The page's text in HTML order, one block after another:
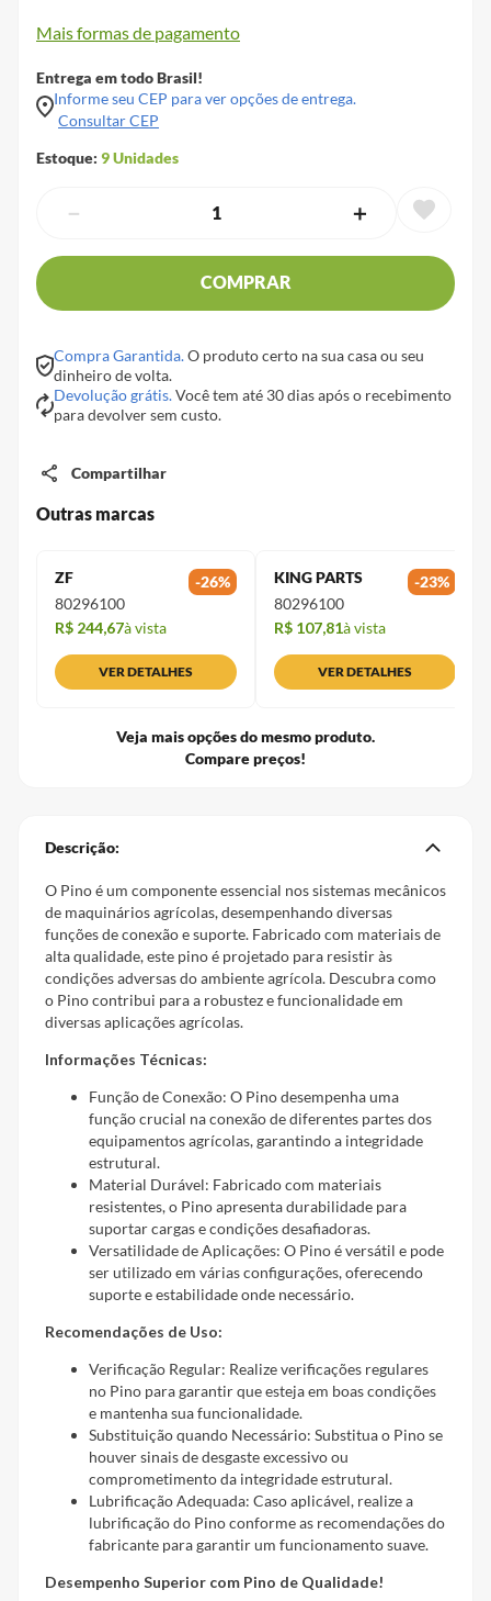
Mais formas de pagamento
Entrega em todo Brasil!
Informe seu CEP para ver opções de entrega.
Consultar CEP
Estoque: 9Unidades
＋
－
COMPRAR
Compra Garantida.O produto certo na sua casa ou seu
dinheiro de volta.
Devolução grátis.Você tem até 30 dias após o recebimento
para devolver sem custo.
Compartilhar
Outras marcas
ZF -26%
80296100
R$ 244,67à vista
VER DETALHES
KING PARTS -23%
80296100
R$ 107,81à vista
VER DETALHES
Veja mais opções do mesmo produto.
Compare preços!
Descrição:
O Pino é um componente essencial nos sistemas mecânicos
de maquinários agrícolas, desempenhando diversas
funções de conexão e suporte. Fabricado com materiais de
alta qualidade, este pino é projetado para resistir às
condições adversas do ambiente agrícola. Descubra como
o Pino contribui para a robustez e funcionalidade em
diversas aplicações agrícolas.
Informações Técnicas:
Função de Conexão: O Pino desempenha uma
função crucial na conexão de diferentes partes dos
equipamentos agrícolas, garantindo a integridade
estrutural.
Material Durável: Fabricado com materiais
resistentes, o Pino apresenta durabilidade para
suportar cargas e condições desafiadoras.
Versatilidade de Aplicações: O Pino é versátil e pode
ser utilizado em várias configurações, oferecendo
suporte e estabilidade onde necessário.
Recomendações de Uso:
Verificação Regular: Realize verificações regulares
no Pino para garantir que esteja em boas condições
e mantenha sua funcionalidade.
Substituição quando Necessário: Substitua o Pino se
houver sinais de desgaste excessivo ou
comprometimento da integridade estrutural.
Lubrificação Adequada: Caso aplicável, realize a
lubrificação do Pino conforme as recomendações do
fabricante para garantir um funcionamento suave.
Desempenho Superior com Pino de Qualidade!